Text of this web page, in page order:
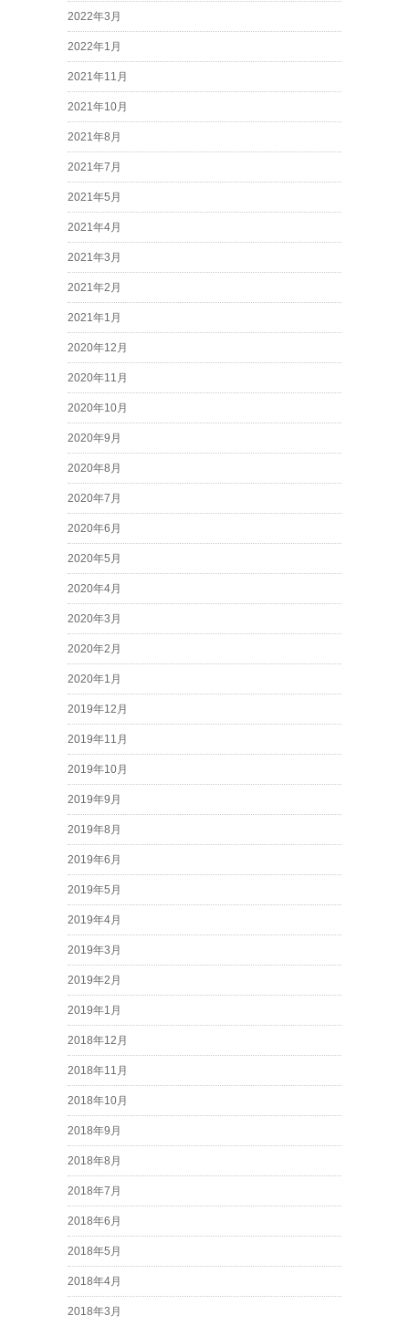
2022年3月
2022年1月
2021年11月
2021年10月
2021年8月
2021年7月
2021年5月
2021年4月
2021年3月
2021年2月
2021年1月
2020年12月
2020年11月
2020年10月
2020年9月
2020年8月
2020年7月
2020年6月
2020年5月
2020年4月
2020年3月
2020年2月
2020年1月
2019年12月
2019年11月
2019年10月
2019年9月
2019年8月
2019年6月
2019年5月
2019年4月
2019年3月
2019年2月
2019年1月
2018年12月
2018年11月
2018年10月
2018年9月
2018年8月
2018年7月
2018年6月
2018年5月
2018年4月
2018年3月